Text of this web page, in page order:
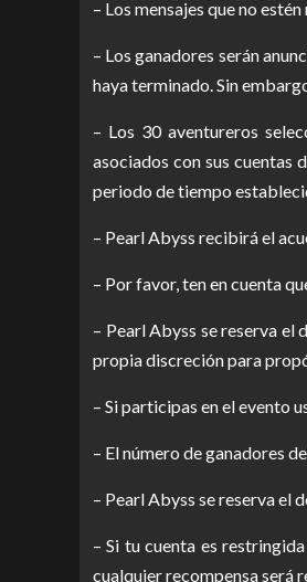
– Los mensajes que no
– Los ganadores serán
haya terminado. Sin
– Los 30 aventureros
asociados con sus cuentas
periodo de tiempo
– Pearl Abyss recibirá el
– Por favor, ten en cuenta
– Pearl Abyss se reserva el
propia discreción para
– Si participas en el evento
– El número de ganadores
– Pearl Abyss se reserva el
– Si tu cuenta es
cualquier recompensa será